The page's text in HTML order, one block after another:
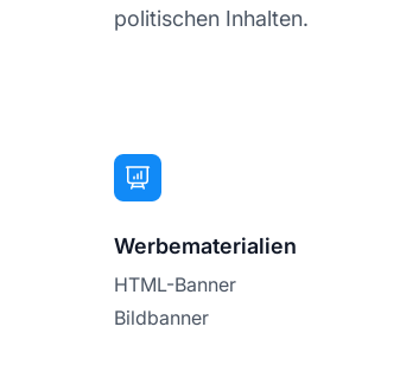
politischen Inhalten.
Werbematerialien
HTML-Banner
Bildbanner